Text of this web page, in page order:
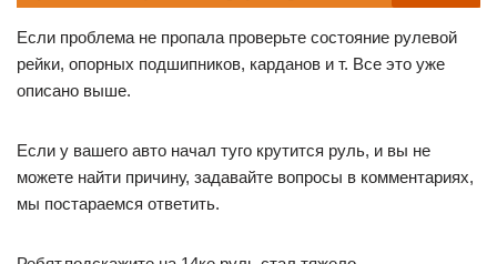
Если проблема не пропала проверьте состояние рулевой
рейки, опорных подшипников, карданов и т. Все это уже
описано выше.
Если у вашего авто начал туго крутится руль, и вы не
можете найти причину, задавайте вопросы в комментариях,
мы постараемся ответить.